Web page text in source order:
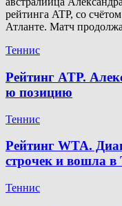
рейтинга ATP, со
Атланте. Матч
Теннис
Рейтинг ATP.
ю позицию
Теннис
Рейтинг WTA.
строчек и вошла в
Теннис